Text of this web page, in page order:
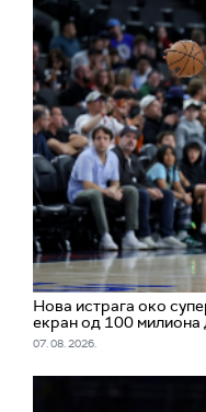
Нова истрага око
екран од 100 милиона
07. 08. 2026.